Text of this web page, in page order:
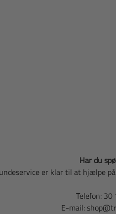
Har du
er klar til at hjælpe
Telefon:
E-mail: